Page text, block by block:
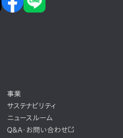
事業
サステナビリティ
ニュースルーム
Q&A・お問い合わせ